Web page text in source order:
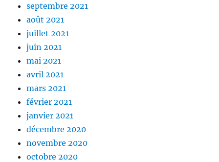
septembre 2021
août 2021
juillet 2021
juin 2021
mai 2021
avril 2021
mars 2021
février 2021
janvier 2021
décembre 2020
novembre 2020
octobre 2020